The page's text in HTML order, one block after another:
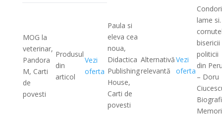
MOG la
veterinar,
Pandora
M, Carti
de
povesti
Produsul
din
articol
Vezi
oferta
Paula si
eleva cea
noua,
Didactica
Publishing
House,
Carti de
povesti
Alternativă
relevantă
Vezi
oferta
lame
bisericii
politicii
din
– Doru